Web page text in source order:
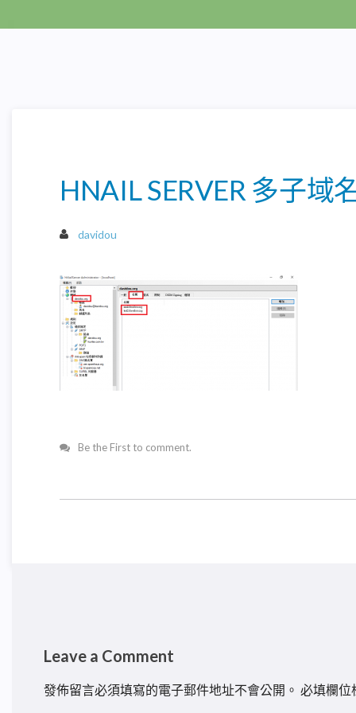
HNAIL SERVER 多子域
davidou
Be the First to comment.
Leave a Comment
發佈留言必須填寫的電子郵件地址不會公開。 必填欄位